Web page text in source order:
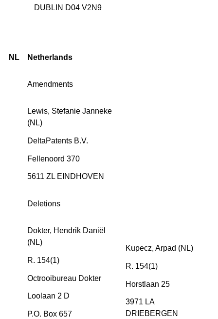
DUBLIN D04 V2N9
NL Netherlands
Amendments
Lewis, Stefanie Janneke
(NL)
DeltaPatents B.V.
Fellenoord 370
5611 ZL EINDHOVEN
Deletions
Dokter, Hendrik Daniël
(NL)
R. 154(1)
Octrooibureau Dokter
Loolaan 2 D
P.O. Box 657
Kupecz, Arpad (NL)
R. 154(1)
Horstlaan 25
3971 LA
DRIEBERGEN